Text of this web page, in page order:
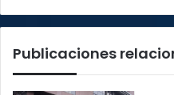
en
con
Publicaciones